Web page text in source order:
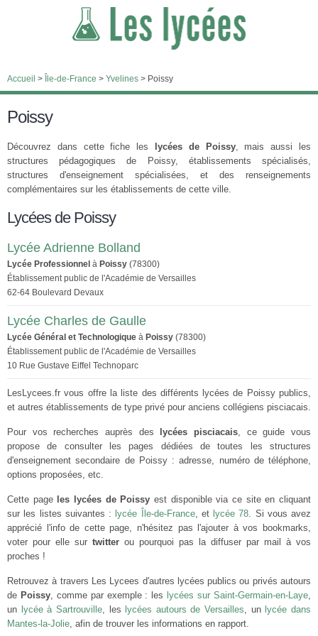
Accueil > Île-de-France > Yvelines > Poissy
Poissy
Découvrez dans cette fiche les lycées de Poissy, mais aussi les
structures pédagogiques de Poissy, établissements spécialisés,
structures d'enseignement spécialisées, et des renseignements
complémentaires sur les établissements de cette ville.
Lycées de Poissy
Lycée Adrienne Bolland
Lycée Professionnel à Poissy (78300)
Établissement public de l'Académie de Versailles
62-64 Boulevard Devaux
Lycée Charles de Gaulle
Lycée Général et Technologique à Poissy (78300)
Établissement public de l'Académie de Versailles
10 Rue Gustave Eiffel Technoparc
LesLycees.fr vous offre la liste des différents lycées de Poissy publics,
et autres établissements de type privé pour anciens collégiens pisciacais.
Pour vos recherches auprès des lycées pisciacais, ce guide vous
propose de consulter les pages dédiées de toutes les structures
d'enseignement secondaire de Poissy : adresse, numéro de téléphone,
options proposées, etc.
Cette page les lycées de Poissy est disponible via ce site en cliquant
sur les listes suivantes : lycée Île-de-France, et lycée 78. Si vous avez
apprécié l'info de cette page, n'hésitez pas l'ajouter à vos bookmarks,
voter pour elle sur twitter ou pourquoi pas la diffuser par mail à vos
proches !
Retrouvez à travers Les Lycees d'autres lycées publics ou privés autours
de Poissy, comme par exemple : les lycées sur Saint-Germain-en-Laye,
un lycée à Sartrouville, les lycées autours de Versailles, un lycée dans
Mantes-la-Jolie, afin de trouver les informations en rapport.